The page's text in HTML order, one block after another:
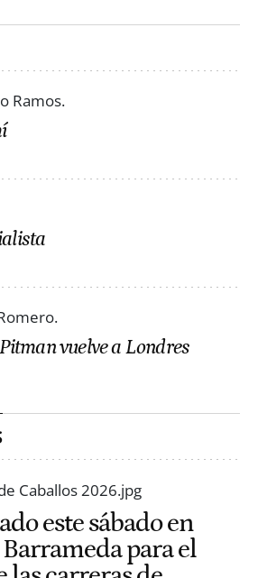
vuelve a Londres
este sábado en
para el